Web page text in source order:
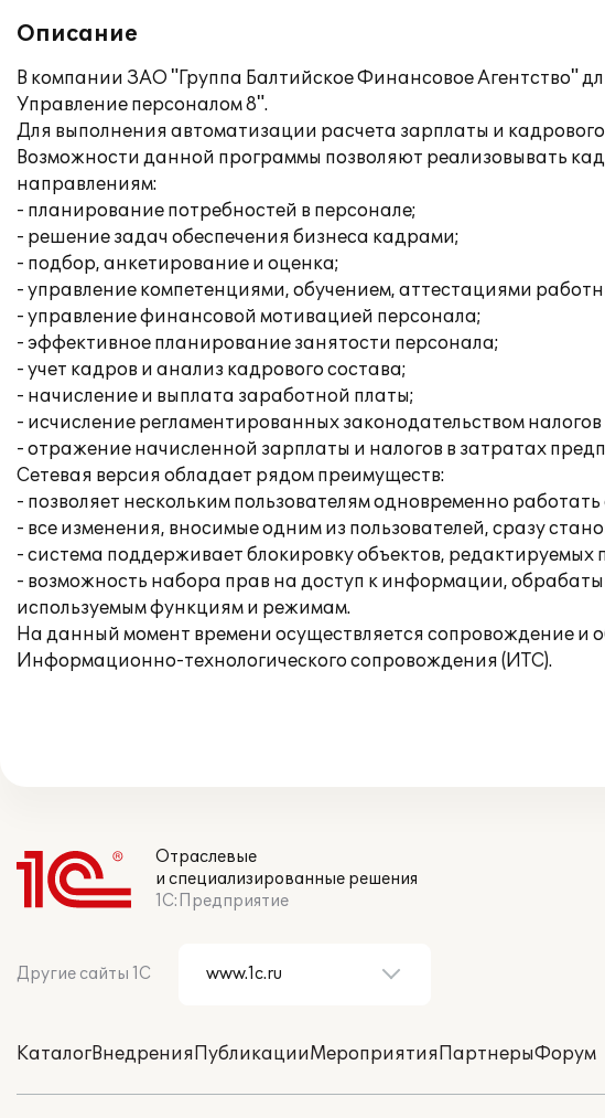
Описание
В компании ЗАО "Группа Балтийское Финансовое Агентство"
Управление персоналом 8".
Для выполнения автоматизации расчета зарплаты и
Возможности данной программы позволяют реализовывать
направлениям:
- планирование потребностей в персонале;
- решение задач обеспечения бизнеса кадрами;
- подбор, анкетирование и оценка;
- управление компетенциями, обучением, аттестациями
- управление финансовой мотивацией персонала;
- эффективное планирование занятости персонала;
- учет кадров и анализ кадрового состава;
- начисление и выплата заработной платы;
- исчисление регламентированных законодательством
- отражение начисленной зарплаты и налогов в затратах
Сетевая версия обладает рядом преимуществ:
- позволяет нескольким пользователям одновременно
- все изменения, вносимые одним из пользователей, сразу
- система поддерживает блокировку объектов, редактируемых
- возможность набора прав на доступ к информации,
используемым функциям и режимам.
На данный момент времени осуществляется сопровождение и
Информационно-технологического сопровождения (ИТС).
Отраслевые
и специализированные решения
1С:Предприятие
Другие сайты 1С
КаталогВнедренияПубликацииМероприятияПартнерыФорум